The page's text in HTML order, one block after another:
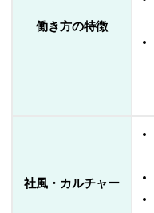
働き方の特徴
社風・カルチャー